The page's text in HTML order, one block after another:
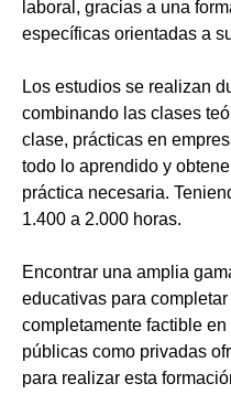
laboral, gracias a una
específicas orientadas a
Los estudios se realizan
combinando las clases
clase, prácticas en
todo lo aprendido y
práctica necesaria.
1.400 a 2.000 horas.
Encontrar una amplia
educativas para
completamente factible
públicas como privadas
para realizar esta